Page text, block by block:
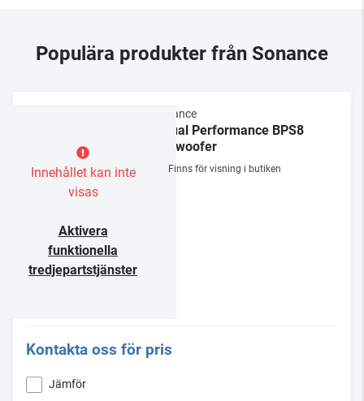
Populära produkter från Sonance
Innehållet kan inte
visas
Aktivera
funktionella
tredjepartstjänster
Sonance
Visual Performance BPS8
Subwoofer
Finns för visning i butiken
Kontakta oss för pris
Jämför